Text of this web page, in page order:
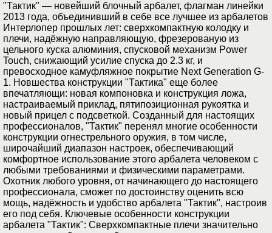
"Тактик" — новейший блочный арбалет, флагман линейки
2013 года, объединивший в себе все лучшее из арбалетов
Интерлопер прошлых лет: сверхкомпактную колодку и
плечи, надёжную направляющую, фрезерованую из
цельного куска алюминия, спусковой механизм Power
Touch, снижающий усилие спуска до 2.3 кг, и
превосходное камуфляжное покрытие Next Generation G-
1. Новшества конструкции "Тактика" еще более
впечатляющи: новая компоновка и конструкция ложа,
настраиваемый приклад, пятипозиционная рукоятка и
новый прицел с подсветкой. Созданный для настоящих
профессионалов, "Тактик" перенял многие особенности
конструкции огнестрельного оружия, в том числе,
широчайший диапазон настроек, обеспечивающий
комфортное использование этого арбалета человеком с
любыми требованиями и физическими параметрами.
Охотник любого уровня, от начинающего до настоящего
профессионала, сможет по достоинству оценить всю
мощь, надёжность и удобство арбалета "Тактик", настроив
его под себя. Ключевые особенности конструкции
арбалета "Тактик": Сверхкомпактные плечи значительно